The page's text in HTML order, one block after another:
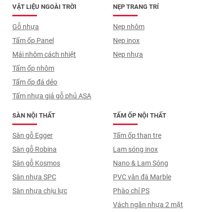
VẬT LIỆU NGOÀI TRỜI
Gỗ nhựa
Tấm ốp Panel
Mái nhôm cách nhiệt
Tấm ốp nhôm
Tấm ốp đá dẻo
Tấm nhựa giả gỗ phủ ASA
TẤM ỐP NỘI THẤT
Tấm ốp than tre
Lam sóng inox
Nano & Lam Sóng
PVC vân đá Marble
Phào chỉ PS
Vách ngăn nhựa 2 mặt
SÀN NỘI THẤT
Sàn gỗ Egger
Sàn gỗ Robina
Sàn gỗ Kosmos
Sàn nhựa SPC
Sàn nhựa chịu lực
NẸP TRANG TRÍ
Nẹp nhôm
Nẹp inox
Nẹp nhựa